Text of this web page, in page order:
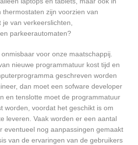
thermostaten zijn voorzien van
van verkeerslichten,
parkeerautomaten?
voor onze maatschappij.
nieuwe programmatuur kost tijd en
geschreven worden
dan moet een sofware developer
en tenslotte moet de programmatuur
worden, voordat het geschikt is om
leveren. Vaak worden er een aantal
eventueel nog aanpassingen gemaakt
van de ervaringen van de gebruikers